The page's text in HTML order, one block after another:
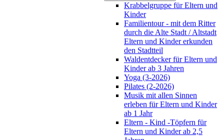
Krabbelgruppe für Eltern und
Kinder
Familientour - mit dem Ritter
durch die Alte Stadt / Altstadt
Eltern und Kinder erkunden
den Stadtteil
Waldentdecker für Eltern und
Kinder ab 3 Jahren
Yoga (3-2026)
Pilates (2-2026)
Musik mit allen Sinnen
erleben für Eltern und Kinder
ab 1 Jahr
Eltern - Kind -Töpfern für
Eltern und Kinder ab 2,5